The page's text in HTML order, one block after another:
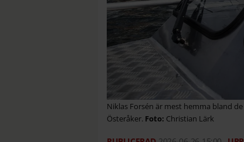
Niklas Forsén är mest hemma bland
Österåker.
Christian Lärk